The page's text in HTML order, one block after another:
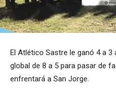
El Atlético Sastre le ganó 4 a 3
global de 8 a 5 para pasar de
enfrentará a San Jorge.